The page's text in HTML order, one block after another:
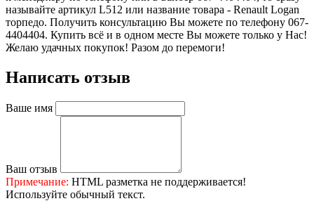
называйте артикул L512 или название товара - Renault Logan
торпедо. Получить консультацию Вы можете по телефону 067-
4404404. Купить всё и в одном месте Вы можете только у Нас!
Желаю удачных покупок! Разом до перемоги!
Написать отзыв
Ваше имя
Ваш отзыв
Примечание: HTML разметка не поддерживается!
Используйте обычный текст.